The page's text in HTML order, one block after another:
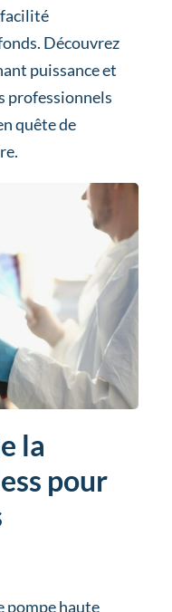
Découvrez
puissance et
professionnels
quête de
la
pour
pompe haute